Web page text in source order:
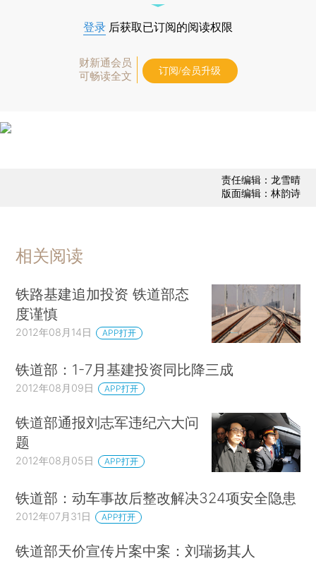
登录 后获取已订阅的阅读权限
财新通会员
可畅读全文
订阅/会员升级
责任编辑：龙雪晴
版面编辑：林韵诗
相关阅读
铁路基建追加投资 铁道部态
度谨慎
2012年08月14日 APP打开
铁道部：1-7月基建投资同比降三成
2012年08月09日 APP打开
铁道部通报刘志军违纪六大问
题
2012年08月05日 APP打开
铁道部：动车事故后整改解决324项安全隐患
2012年07月31日 APP打开
铁道部天价宣传片案中案：刘瑞扬其人